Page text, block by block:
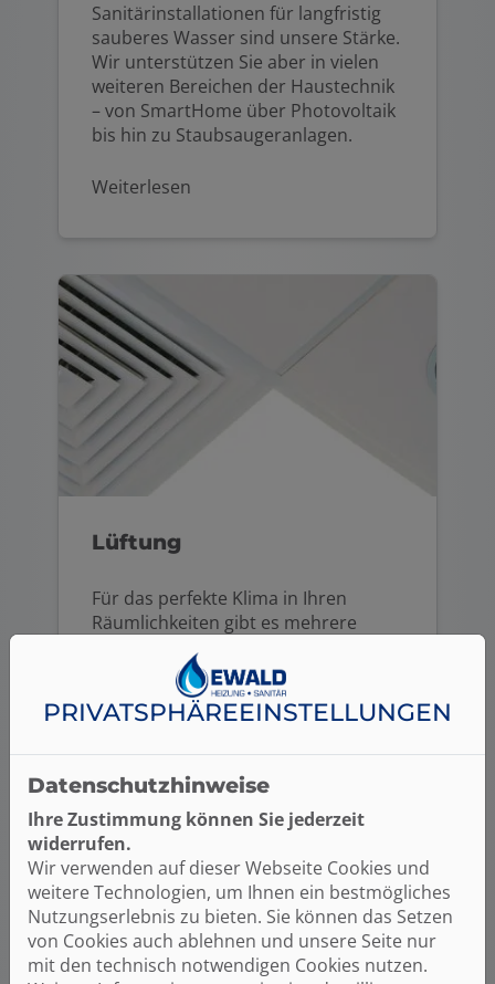
Sanitärinstallationen für langfristig
sauberes Wasser sind unsere Stärke.
Wir unterstützen Sie aber in vielen
weiteren Bereichen der Haustechnik
– von SmartHome über Photovoltaik
bis hin zu Staubsaugeranlagen.
Weiterlesen
Lüftung
Für das perfekte Klima in Ihren
Räumlichkeiten gibt es mehrere
Wohnraumlüftungssysteme oder
Raumklimatisierung. Ewald Heizung
Sanitär berät Sie individuell.
Weiterlesen
PRIVATSPHÄRE­EINSTELLUNGEN
Datenschutzhinweise
Ihre Zustimmung können Sie jederzeit
widerrufen.
Wir verwenden auf dieser Webseite Cookies und
weitere Technologien, um Ihnen ein bestmögliches
Nutzungserlebnis zu bieten. Sie können das Setzen
von Cookies auch ablehnen und unsere Seite nur
mit den technisch notwendigen Cookies nutzen.